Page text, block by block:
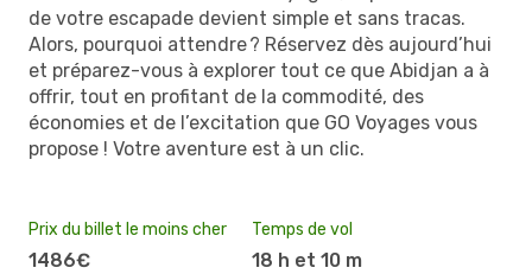
de votre escapade devient simple et sans tracas.
Alors, pourquoi attendre ? Réservez dès aujourd’hui
et préparez-vous à explorer tout ce que Abidjan a à
offrir, tout en profitant de la commodité, des
économies et de l’excitation que GO Voyages vous
propose ! Votre aventure est à un clic.
Prix du billet le moins cher
1486€
Temps de vol
18 h et 10 m